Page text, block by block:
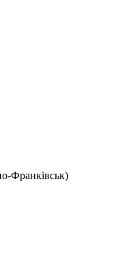
Франківськ)